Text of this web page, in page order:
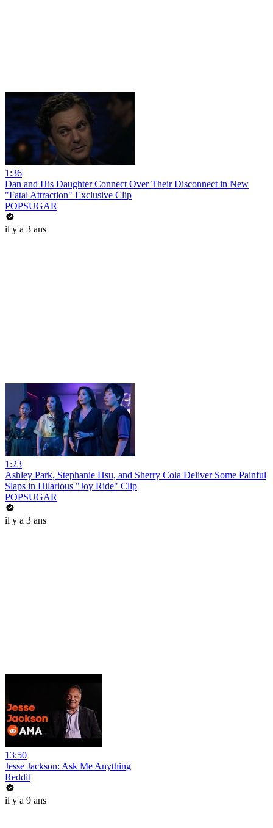
1:36
Dan and His Daughter Connect Over Their Disconnect in New
"Fatal Attraction" Exclusive Clip
POPSUGAR
il y a 3 ans
1:23
Ashley Park, Stephanie Hsu, and Sherry Cola Deliver Some Painful
Slaps in Hilarious "Joy Ride" Clip
POPSUGAR
il y a 3 ans
13:50
Jesse Jackson: Ask Me Anything
Reddit
il y a 9 ans